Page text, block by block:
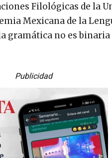
Filológicas de la
Mexicana de la
gramática no es
Publicidad